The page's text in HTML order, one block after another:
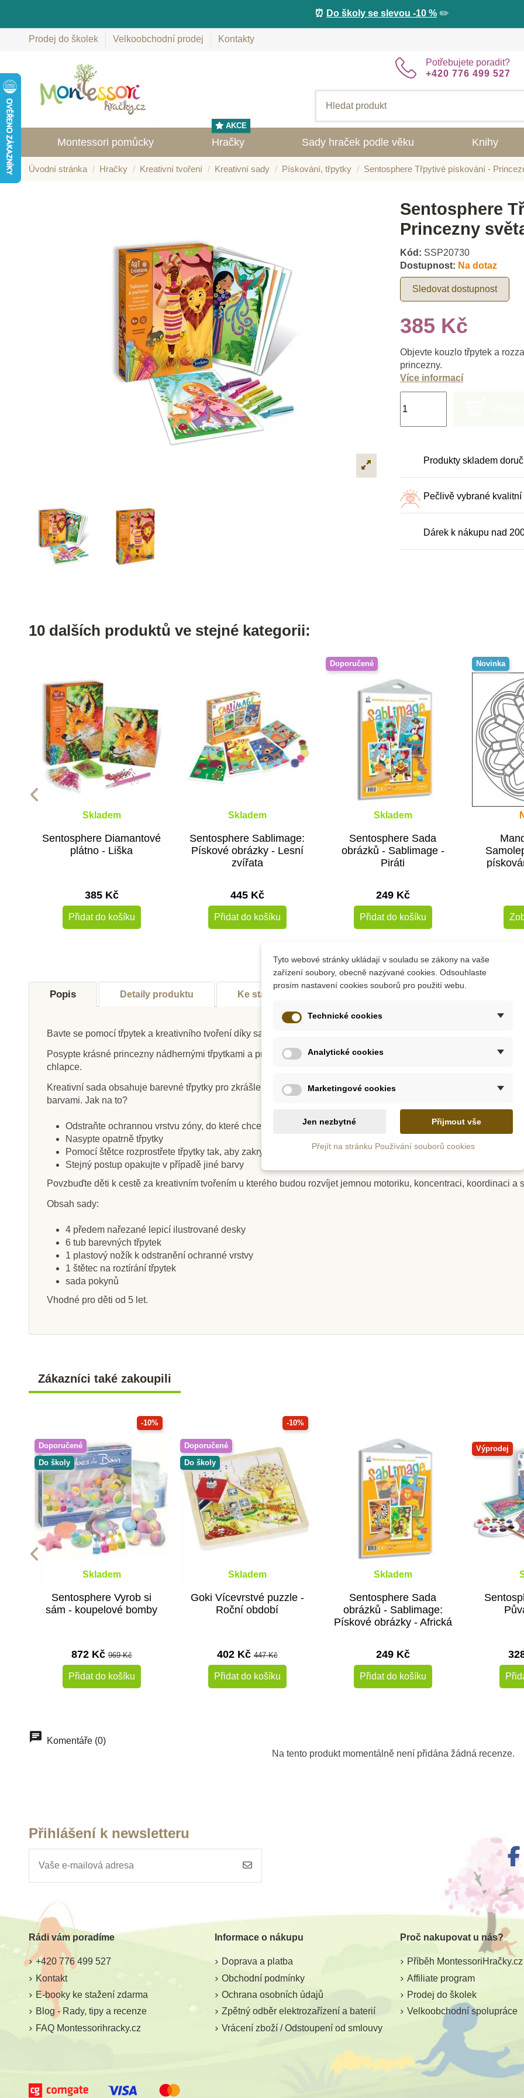
⏰ Do školy se slevou -10 % ✏️
Prodej do školek Velkoobchodní prodej Kontakty
Potřebujete poradit?
+420 776 499 527
Montessori pomůcky Hračky
AKCE
Sady hraček podle věku Knihy
Úvodní stránka Hračky Kreativní tvoření Kreativní sady Pískování, třpytky Sentosphere Třpytivé pískování -
Sentosphere
Princezny
Kód: SSP20730
Dostupnost: Na dotaz
Sledovat dostupnost
385 Kč
Objevte kouzlo třpytek a
princezny.
Více informací
Produkty skladem
Pečlivě vybrané kvalitní
Dárek k nákupu nad
10 dalších produktů ve stejné kategorii:
Skladem
Sentosphere Diamantové
plátno - Liška
385 Kč
Přidat do košíku
Skladem
Sentosphere Sablimage:
Pískové obrázky - Lesní
zvířata
445 Kč
Přidat do košíku
Doporučené
Skladem
Sentosphere Sada
obrázků - Sablimage -
Piráti
249 Kč
Přidat do košíku
Novinka
Sentosphere Diamantové
plátno - Tygr
385 Kč
Přidat do košíku
Sentosphere Barevné
385 Kč
Doporučené
Skladem
Sentosphere Sablimage:
Pískové obrázky - Ryby a
445 Kč
Popis Detaily produktu Ke stažení
Bavte se pomocí třpytek a kreativního tvoření díky sadě
Posypte krásné princezny nádhernými třpytkami a proměňte obyčejné ilustrace v zářivá umělecká díla. Tato
chlapce.
Kreativní sada obsahuje barevné třpytky pro zkrášlení předem vyřezaných a nalepovacích ilustrací. Děti mohou
barvami. Jak na to?
Odstraňte ochrannou vrstvu zóny, do které chcete přidat třpytky
Nasypte opatrně třpytky
Pomocí štětce rozprostřete třpytky tak, aby zakryly celou zónu
Stejný postup opakujte v případě jiné barvy
Povzbuďte děti k cestě za kreativním tvořením u kterého budou rozvíjet jemnou motoriku, koncentraci, koordinaci a
Obsah sady:
4 předem nařezané lepicí ilustrované desky
6 tub barevných třpytek
1 plastový nožík k odstranění ochranné vrstvy
1 štětec na roztírání třpytek
sada pokynů
Vhodné pro děti od 5 let.
Zákazníci také zakoupili
-10%
Doporučené
Do školy
Skladem
Sentosphere Vyrob si
sám - koupelové bomby
872 Kč969 Kč
Přidat do košíku
-10%
Doporučené
Do školy
Skladem
Goki Vícevrstvé puzzle -
Roční období
402 Kč447 Kč
Přidat do košíku
Skladem
Sentosphere Sada
obrázků - Sablimage:
Pískové obrázky - Africká
249 Kč
Přidat do košíku
Výprodej
Skladem
Pískové obrázky -
Jihoamerická zvířata
Přidat do košíku
Skladem
Sentosphere Sablimage
Do školy
Goki
Komentáře (0)
Na tento produkt momentálně není přidána žádná recenze.
Přihlášení k newsletteru
Rádi vám poradíme
+420 776 499 527
Kontakt
E-booky ke stažení zdarma
Blog - Rady, tipy a recenze
FAQ Montessorihracky.cz
Informace o nákupu
Doprava a platba
Obchodní podmínky
Ochrana osobních údajů
Zpětný odběr elektrozařízení a baterií
Vrácení zboží / Odstoupení od smlouvy
Proč nakupovat u nás?
Příběh MontessoriHračky.cz
Affiliate program
Prodej do školek
Velkoobchodní spolupráce
Tyto webové stránky ukládají v souladu se zákony na vaše
zařízení soubory, obecně nazývané cookies. Odsouhlaste
prosím nastavení cookies souborů pro použití webu.
Technické cookies
Analytické cookies
Marketingové cookies
Jen nezbytné Přijmout vše
Přejít na stránku Používání souborů cookies